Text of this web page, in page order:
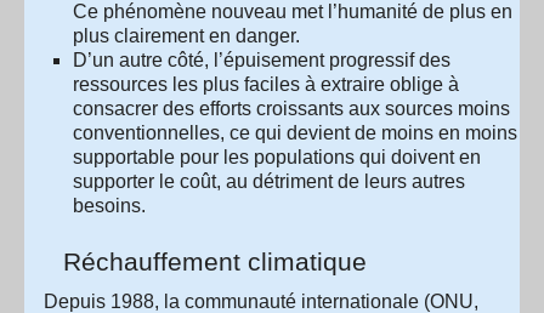
Ce phénomène nouveau met l’humanité de plus en
plus clairement en danger.
D’un autre côté, l’épuisement progressif des
ressources les plus faciles à extraire oblige à
consacrer des efforts croissants aux sources moins
conventionnelles, ce qui devient de moins en moins
supportable pour les populations qui doivent en
supporter le coût, au détriment de leurs autres
besoins.
Réchauffement climatique
Depuis 1988, la communauté internationale (ONU,